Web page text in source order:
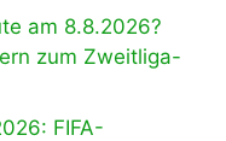
am 8.8.2026?
zum Zweitliga-
FIFA-